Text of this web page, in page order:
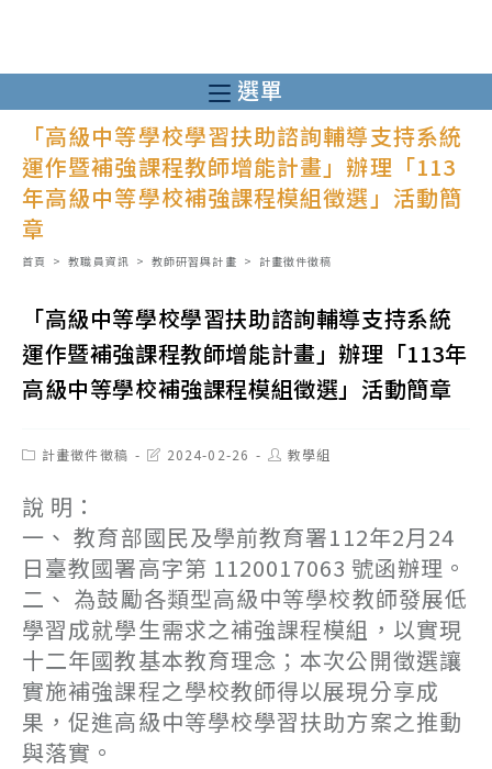
至
主
內
容
選單
「高級中等學校學習扶助諮詢輔導支持系統
運作暨補強課程教師增能計畫」辦理「113
年高級中等學校補強課程模組徵選」活動簡
章
首頁 > 教職員資訊 > 教師研習與計畫 > 計畫徵件徵稿
「高級中等學校學習扶助諮詢輔導支持系統
運作暨補強課程教師增能計畫」辦理「113年
高級中等學校補強課程模組徵選」活動簡章
Post計畫徵件徵稿
Post2024-02-26
Post教學組
說 明：
一、 教育部國民及學前教育署112年2月24
日臺教國署高字第 1120017063 號函辦理。
二、 為鼓勵各類型高級中等學校教師發展低
學習成就學生需求之補強課程模組，以實現
十二年國教基本教育理念；本次公開徵選讓
實施補強課程之學校教師得以展現分享成
果，促進高級中等學校學習扶助方案之推動
與落實。